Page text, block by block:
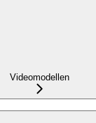
Videomodellen